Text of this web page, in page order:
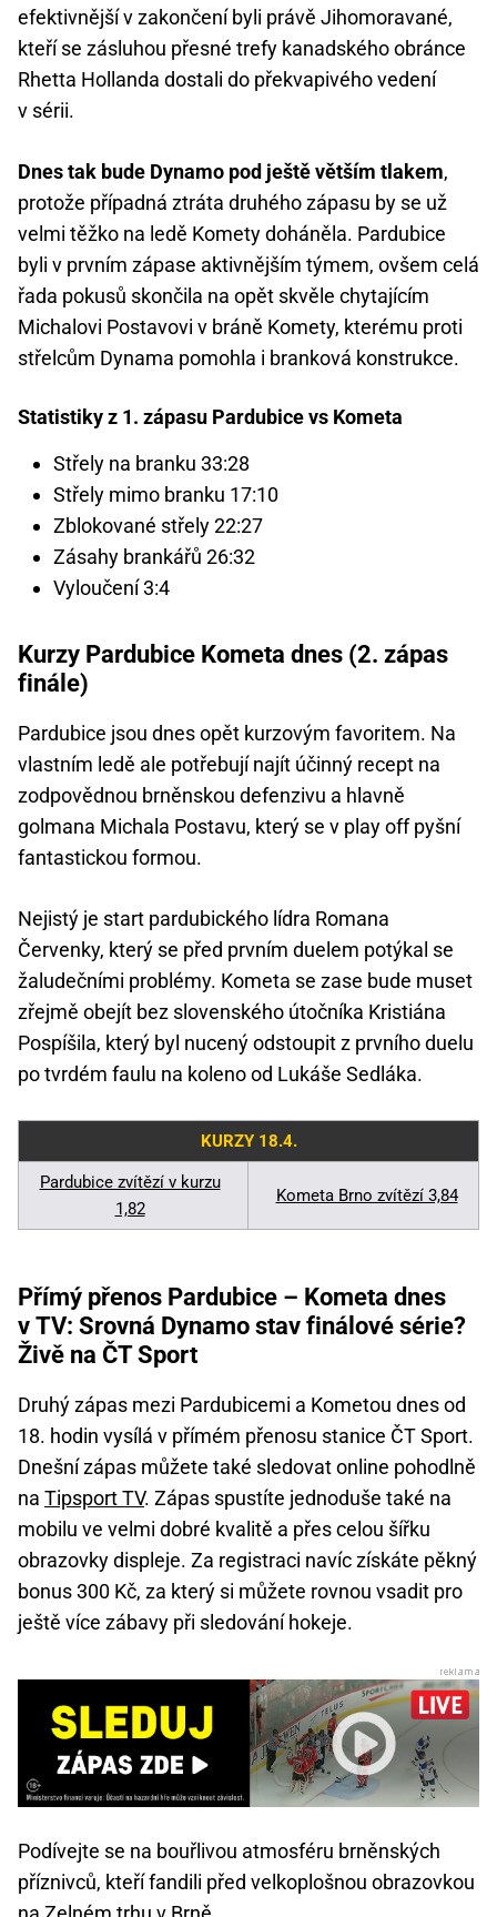
efektivnější v zakončení byli právě Jihomoravané,
kteří se zásluhou přesné trefy kanadského obránce
Rhetta Hollanda dostali do překvapivého vedení
v sérii.
Dnes tak bude Dynamo pod ještě větším tlakem,
protože případná ztráta druhého zápasu by se už
velmi těžko na ledě Komety doháněla. Pardubice
byli v prvním zápase aktivnějším týmem, ovšem celá
řada pokusů skončila na opět skvěle chytajícím
Michalovi Postavovi v bráně Komety, kterému proti
střelcům Dynama pomohla i branková konstrukce.
Statistiky z 1. zápasu Pardubice vs Kometa
Střely na branku 33:28
Střely mimo branku 17:10
Zblokované střely 22:27
Zásahy brankářů 26:32
Vyloučení 3:4
Kurzy Pardubice Kometa dnes (2. zápas
finále)
Pardubice jsou dnes opět kurzovým favoritem. Na
vlastním ledě ale potřebují najít účinný recept na
zodpovědnou brněnskou defenzivu a hlavně
golmana Michala Postavu, který se v play off pyšní
fantastickou formou.
Nejistý je start pardubického lídra Romana
Červenky, který se před prvním duelem potýkal se
žaludečními problémy. Kometa se zase bude muset
zřejmě obejít bez slovenského útočníka Kristiána
Pospíšila, který byl nucený odstoupit z prvního duelu
po tvrdém faulu na koleno od Lukáše Sedláka.
KURZY 18.4.
Pardubice zvítězí v kurzu
1,82
Kometa Brno zvítězí 3,84
Přímý přenos Pardubice – Kometa dnes
v TV: Srovná Dynamo stav finálové série?
Živě na ČT Sport
Druhý zápas mezi Pardubicemi a Kometou dnes od
18. hodin vysílá v přímém přenosu stanice ČT Sport.
Dnešní zápas můžete také sledovat online pohodlně
na Tipsport TV. Zápas spustíte jednoduše také na
mobilu ve velmi dobré kvalitě a přes celou šířku
obrazovky displeje. Za registraci navíc získáte pěkný
bonus 300 Kč, za který si můžete rovnou vsadit pro
ještě více zábavy při sledování hokeje.
Podívejte se na bouřlivou atmosféru brněnských
příznivců, kteří fandili před velkoplošnou obrazovkou